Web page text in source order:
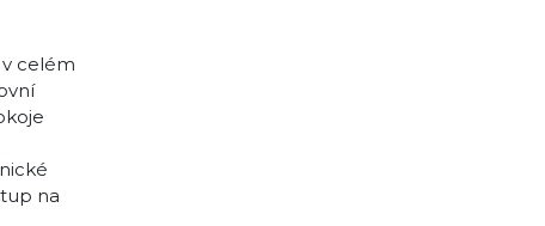
celém
na